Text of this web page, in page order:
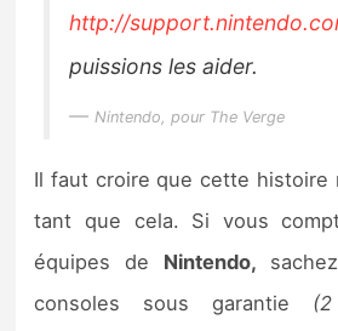
http://
puissions les aider.
Nintendo, pour The Verge
Il faut croire que cette histoire
tant que cela. Si vous
équipes de Nintendo,
consoles sous garantie